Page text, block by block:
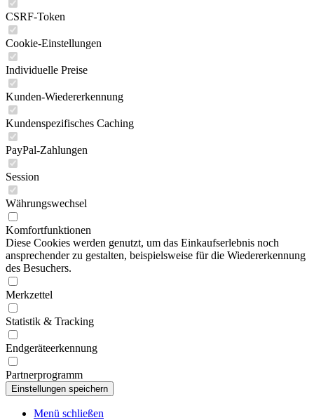
CSRF-Token
Cookie-Einstellungen
Individuelle Preise
Kunden-Wiedererkennung
Kundenspezifisches Caching
PayPal-Zahlungen
Session
Währungswechsel
Komfortfunktionen
Diese Cookies werden genutzt, um das Einkaufserlebnis noch
ansprechender zu gestalten, beispielsweise für die Wiedererkennung
des Besuchers.
Merkzettel
Statistik & Tracking
Endgeräteerkennung
Partnerprogramm
Menü schließen